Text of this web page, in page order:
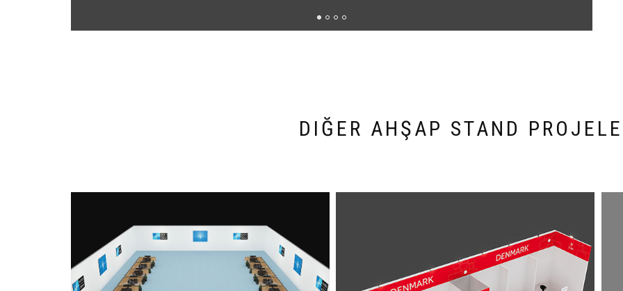
DIĞER AHŞAP STAND